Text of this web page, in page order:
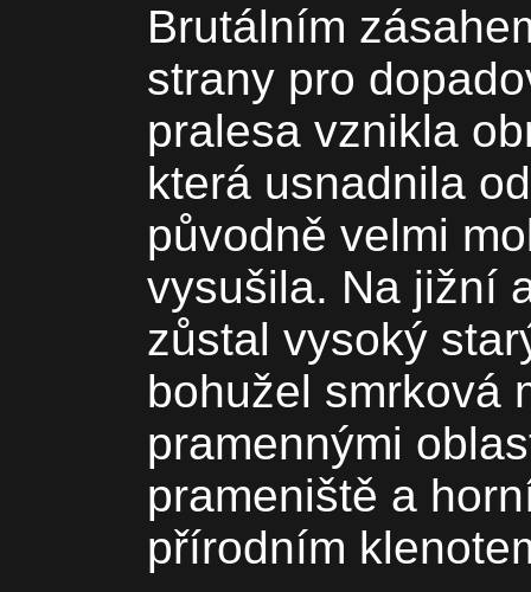
Brutálním
strany pro
pralesa vznikla
která usnadnila
původně velmi
vysušila. Na jižní
zůstal vysoký
bohužel smrková
pramennými
prameniště a
přírodním